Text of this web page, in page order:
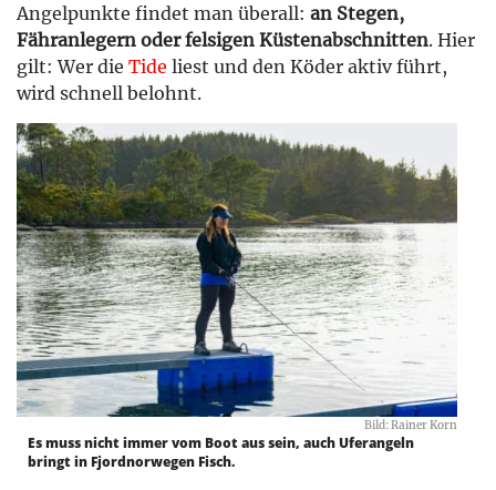
Angelpunkte findet man überall: an Stegen,
Fähranlegern oder felsigen Küstenabschnitten. Hier
gilt: Wer die Tide liest und den Köder aktiv führt,
wird schnell belohnt.
Bild: Rainer Korn
Es muss nicht immer vom Boot aus sein, auch Uferangeln
bringt in Fjordnorwegen Fisch.